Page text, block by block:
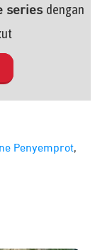
series dengan
Penyemprot,